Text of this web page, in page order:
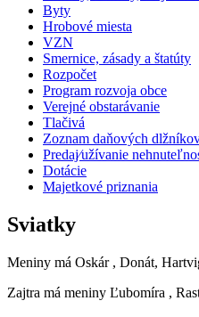
Byty
Hrobové miesta
VZN
Smernice, zásady a štatúty
Rozpočet
Program rozvoja obce
Verejné obstarávanie
Tlačivá
Zoznam daňových
Predaj⁄užívanie
Dotácie
Majetkové priznania
Sviatky
Meniny má Oskár , Donát,
Zajtra má meniny Ľubomíra ,